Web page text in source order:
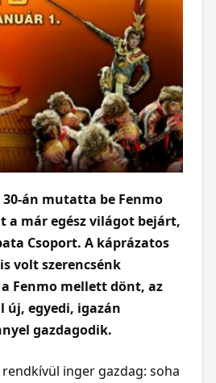
30-án mutatta be Fenmo
a már egész világot bejárt,
Csoport. A káprázatos
volt szerencsénk
Fenmo mellett dönt, az
új, egyedi, igazán
gazdagodik.
inger gazdag: soha